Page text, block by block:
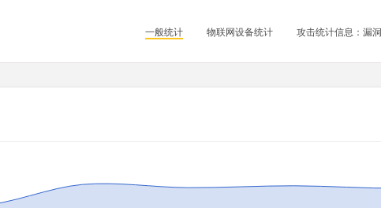
一般统计 物联网设备统计 攻击统计信息：漏洞